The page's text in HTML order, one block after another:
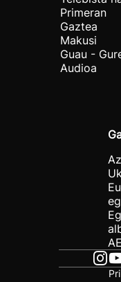
Primeran
Gaztea
Makusi
Guau -
Audioa